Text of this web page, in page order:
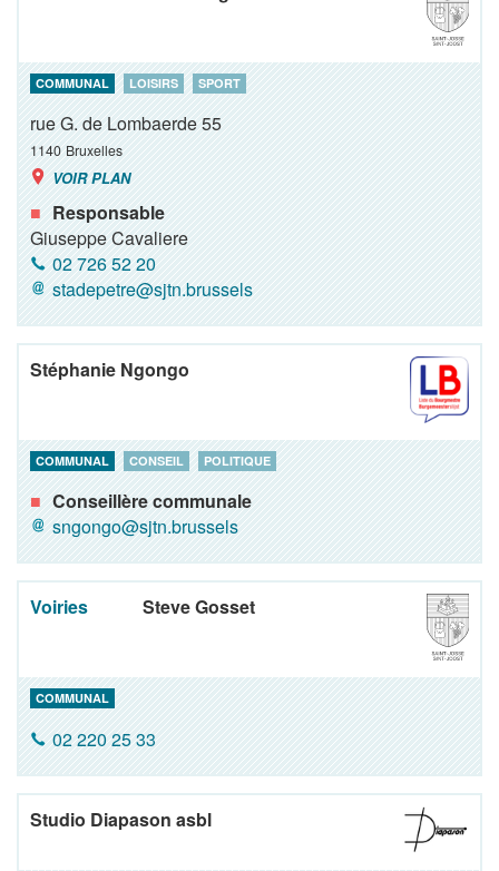
COMMUNAL LOISIRS SPORT
rue G. de Lombaerde 55
1140 Bruxelles
VOIR PLAN
Responsable
Giuseppe Cavaliere
02 726 52 20
stadepetre@sjtn.brussels
Stéphanie Ngongo
COMMUNAL CONSEIL POLITIQUE
Conseillère communale
sngongo@sjtn.brussels
Voiries Steve Gosset
COMMUNAL
02 220 25 33
Studio Diapason asbl